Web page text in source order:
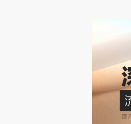
盲目或野
「已死」
决现实问
生活于一